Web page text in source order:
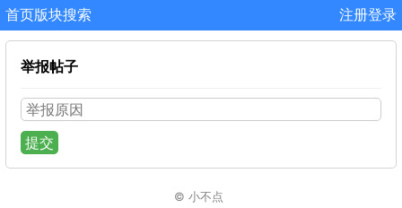
首页版块搜索 注册登录
举报帖子
提交
© 小不点